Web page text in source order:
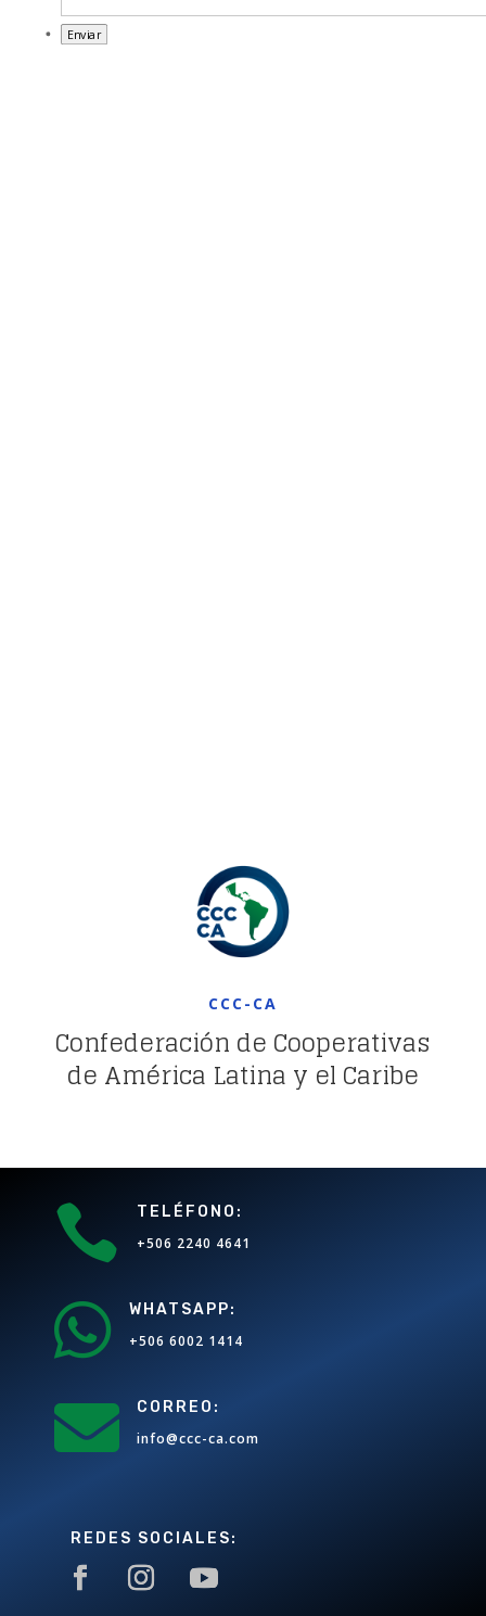
Enviar
CCC-CA
Confederación de Cooperativas
de América Latina y el Caribe

TELÉFONO:
+506 2240 4641

WHATSAPP:
+506 6002 1414

CORREO:
info@ccc-ca.com
REDES SOCIALES: